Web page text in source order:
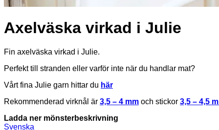
Axelväska virkad i Julie
Fin axelväska virkad i Julie.
Perfekt till stranden eller varför inte när du handlar mat?
Vårt fina Julie garn hittar du här
Rekommenderad virknål är 3,5 – 4 mm och stickor 3,5 – 4,5
Ladda ner mönsterbeskrivning
Svenska